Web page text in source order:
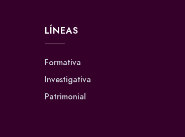
LÍNEAS
Formativa
Investigativa
Patrimonial